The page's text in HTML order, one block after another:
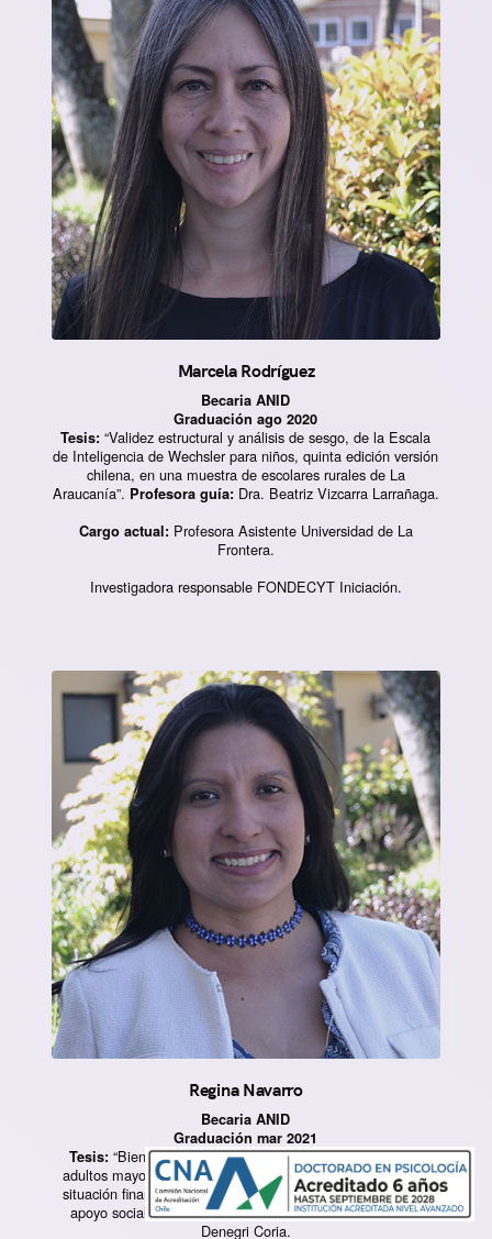
Marcela Rodríguez
Becaria ANID
Graduación ago 2020
Tesis: “Validez estructural y análisis de sesgo, de la Escala
de Inteligencia de Wechsler para niños, quinta edición versión
chilena, en una muestra de escolares rurales de La
Araucanía”. Profesora guía: Dra. Beatriz Vizcarra Larrañaga.
Cargo actual: Profesora Asistente Universidad de La
Frontera.
Investigadora responsable FONDECYT Iniciación.
Regina Navarro
Becaria ANID
Graduación mar 2021
Tesis: “Bienestar subjetivo y autopercepción de salud en
adultos mayores con envejecimiento activo: relación con la
situación financiera percibida, la autoeficacia financiera y el
apoyo social percibido”.Profesora guía:Dra. Marianela
Denegri Coria.